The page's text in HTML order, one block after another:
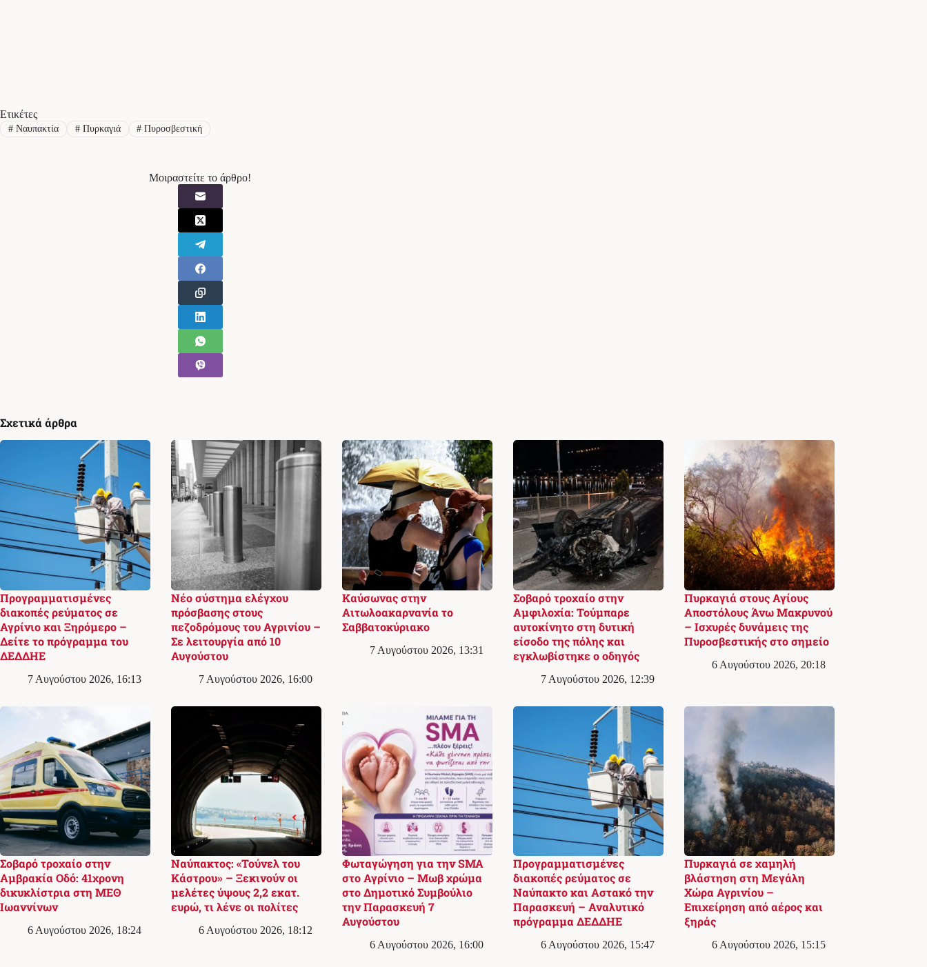
Ετικέτες
#Ναυπακτία #Πυρκαγιά # Πυροσβεστική
Μοιραστείτε το άρθρο!
Σχετικά άρθρα
Προγραμματισμένες
διακοπές ρεύματος σε
Αγρίνιο και Ξηρόμερο –
Δείτε το πρόγραμμα του
ΔΕΔΔΗΕ
7 Αυγούστου 2026, 16:13
Νέο σύστημα ελέγχου
πρόσβασης στους
πεζοδρόμους του Αγρινίου –
Σε λειτουργία από 10
Αυγούστου
7 Αυγούστου 2026, 16:00
Καύσωνας στην
Αιτωλοακαρνανία το
Σαββατοκύριακο
7 Αυγούστου 2026, 13:31
Σοβαρό τροχαίο στην
Αμφιλοχία: Τούμπαρε
αυτοκίνητο στη δυτική
είσοδο της πόλης και
εγκλωβίστηκε ο οδηγός
7 Αυγούστου 2026, 12:39
Πυρκαγιά στους Αγίους
Αποστόλους Άνω Μακρυνού
– Ισχυρές δυνάμεις της
Πυροσβεστικής στο σημείο
6 Αυγούστου 2026, 20:18
Σοβαρό τροχαίο στην
Αμβρακία Οδό: 41χρονη
δικυκλίστρια στη ΜΕΘ
Ιωαννίνων
6 Αυγούστου 2026, 18:24
Ναύπακτος: «Τούνελ του
Κάστρου» – Ξεκινούν οι
μελέτες ύψους 2,2 εκατ.
ευρώ, τι λένε οι πολίτες
6 Αυγούστου 2026, 18:12
Φωταγώγηση για την SMA
στο Αγρίνιο – Μωβ χρώμα
στο Δημοτικό Συμβούλιο
την Παρασκευή 7
Αυγούστου
6 Αυγούστου 2026, 16:00
Προγραμματισμένες
διακοπές ρεύματος σε
Ναύπακτο και Αστακό την
Παρασκευή – Αναλυτικό
πρόγραμμα ΔΕΔΔΗΕ
6 Αυγούστου 2026, 15:47
Πυρκαγιά σε χαμηλή
βλάστηση στη Μεγάλη
Χώρα Αγρινίου –
Επιχείρηση από αέρος και
ξηράς
6 Αυγούστου 2026, 15:15